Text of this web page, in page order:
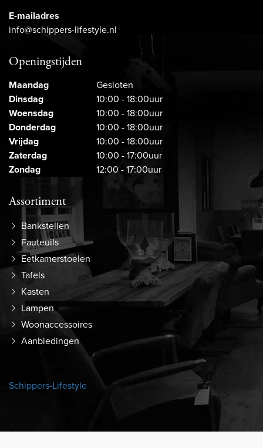
E-mailadres
info@schippers-lifestyle.nl
Openingstijden
Maandag
Gesloten
Dinsdag
10:00 - 18:00uur
Woensdag
10:00 - 18:00uur
Donderdag
10:00 - 18:00uur
Vrijdag
10:00 - 18:00uur
Zaterdag
10:00 - 17:00uur
Zondag
12:00 - 17:00uur
Assortiment
Bankstellen
Fauteuils
Eetkamerstoelen
Tafels
Kasten
Lampen
Woonaccessoires
Aanbiedingen
Schippers-Lifestyle